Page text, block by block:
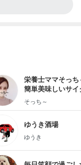
栄養士ママそっち
簡単美味しいサイ
献立
そっち～
ゆうき酒場
ゆうき